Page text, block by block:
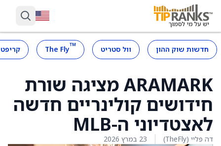
חדשות שוק ההון וול סטריט ™
The Fly
ARAMARK מציגה שורת
חידושים קולינריים חדשה
לאצטדיוני ה-MLB
דה פליי (TheFly) 23 במרץ 2026